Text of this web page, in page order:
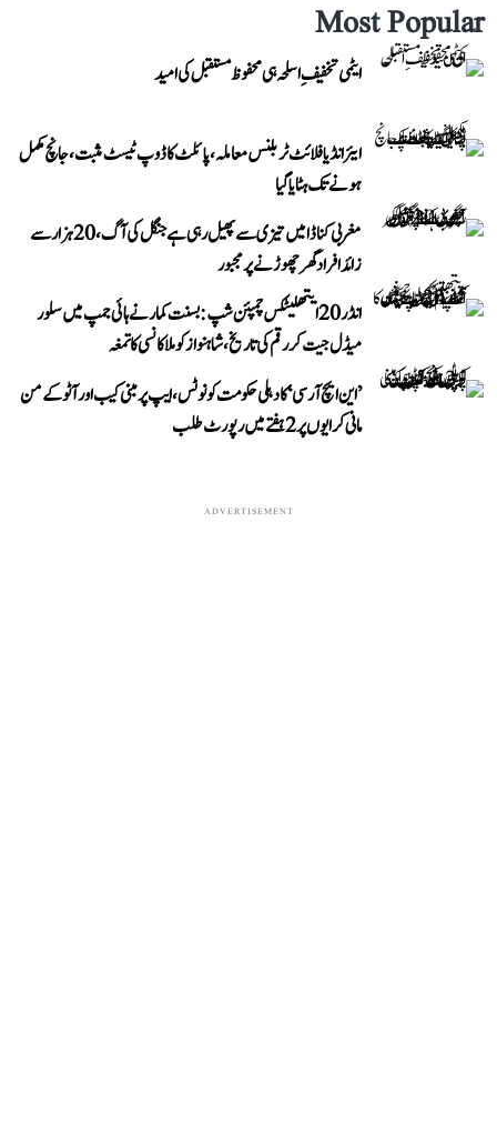
Most Popular
ایٹمی تخفیفِ اسلحہ ہی محفوظ مستقبل کی امید
ایئر انڈیا فلائٹ ٹربلنس معاملہ، پائلٹ کا ڈوپ ٹیسٹ مثبت، جانچ مکمل
ہونے تک ہٹایا گیا
مغربی کناڈا میں تیزی سے پھیل رہی ہے جنگل کی آگ، 20 ہزار سے
زائد افراد گھر چھوڑنے پر مجبور
انڈر 20 ایتھلیٹکس چمپئن شپ: بسنت کمار نے ہائی جمپ میں سلور
میڈل جیت کر رقم کی تاریخ، شاہنواز کو ملا کانسی کا تمغہ
’این ایچ آر سی‘ کا دہلی حکومت کو نوٹس، ایپ پر مبنی کیب اور آٹو کے من
مانی کرایوں پر 2 ہفتے میں رپورٹ طلب
ADVERTISEMENT